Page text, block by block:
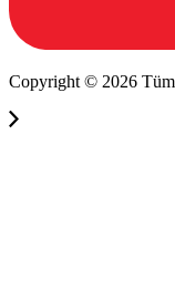
Copyright © 2026 Tüm